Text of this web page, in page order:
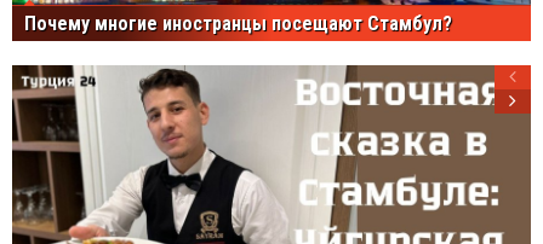
Почему многие иностранцы посещают Стамбул?